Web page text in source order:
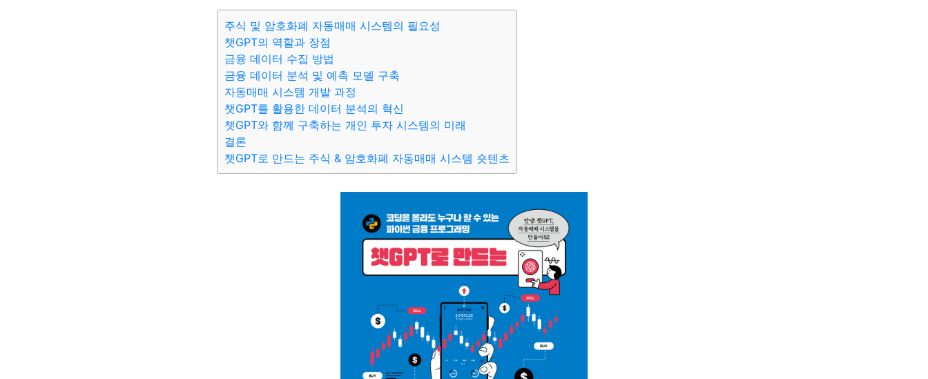
주식 및 암호화폐 자동매매 시스템의 필요성
챗GPT의 역할과 장점
금융 데이터 수집 방법
금융 데이터 분석 및 예측 모델 구축
자동매매 시스템 개발 과정
챗GPT를 활용한 데이터 분석의 혁신
챗GPT와 함께 구축하는 개인 투자 시스템의 미래
결론
챗GPT로 만드는 주식 & 암호화폐 자동매매 시스템 숏텐츠